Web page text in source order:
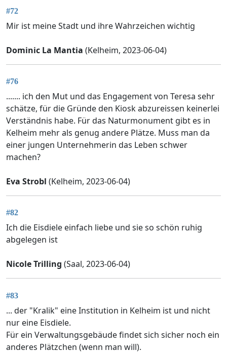
#72
Mir ist meine Stadt und ihre Wahrzeichen wichtig
Dominic La Mantia (Kelheim, 2023-06-04)
#76
....... ich den Mut und das Engagement von Teresa sehr
schätze, für die Gründe den Kiosk abzureissen keinerlei
Verständnis habe. Für das Naturmonument gibt es in
Kelheim mehr als genug andere Plätze. Muss man da
einer jungen Unternehmerin das Leben schwer
machen?
Eva Strobl (Kelheim, 2023-06-04)
#82
Ich die Eisdiele einfach liebe und sie so schön ruhig
abgelegen ist
Nicole Trilling (Saal, 2023-06-04)
#83
... der "Kralik" eine Institution in Kelheim ist und nicht
nur eine Eisdiele.
Für ein Verwaltungsgebäude findet sich sicher noch ein
anderes Plätzchen (wenn man will).